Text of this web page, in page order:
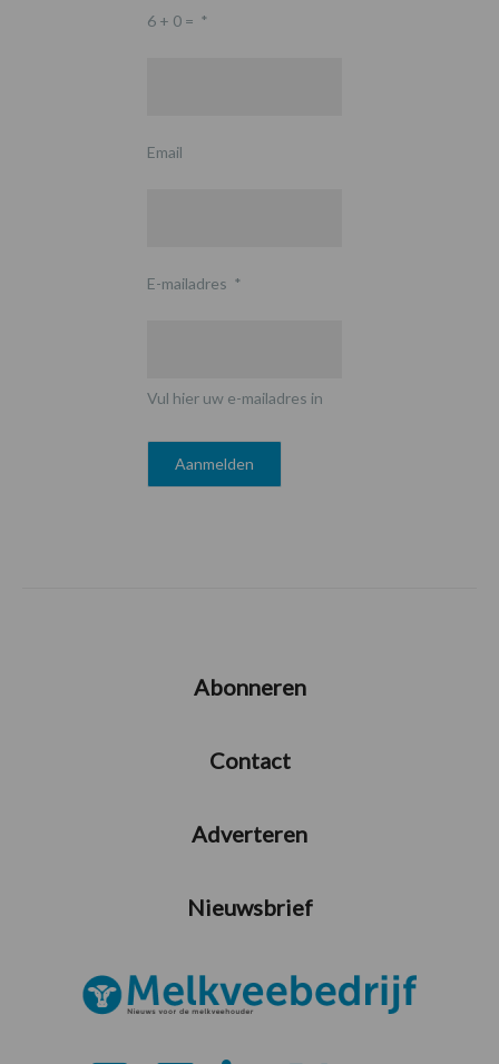
6 + 0 = *
Email
E-mailadres *
Vul hier uw e-mailadres in
Abonneren
Contact
Adverteren
Nieuwsbrief